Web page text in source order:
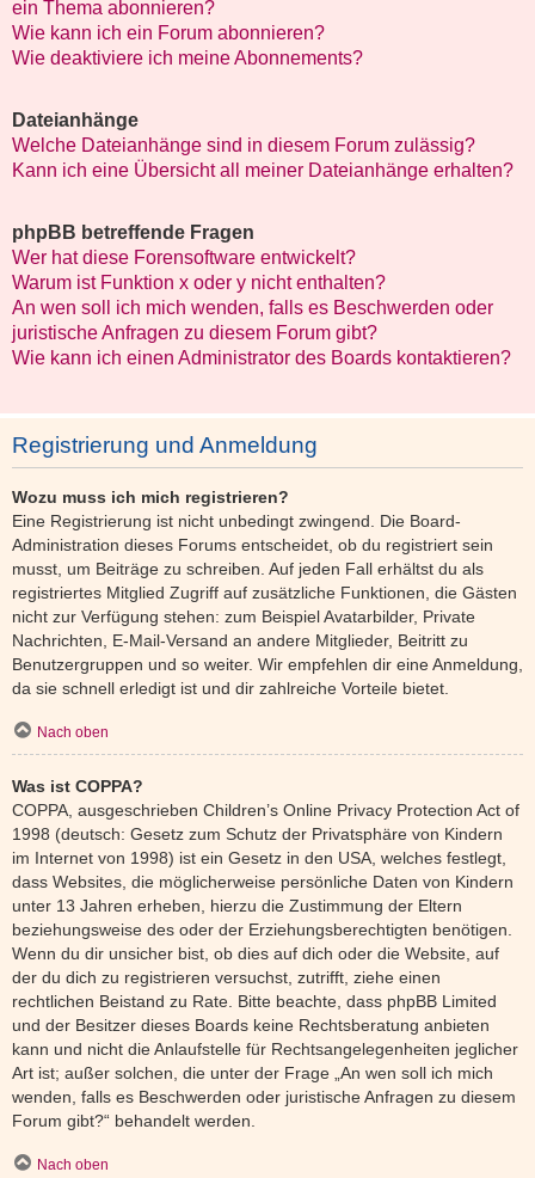
ein Thema abonnieren?
Wie kann ich ein Forum abonnieren?
Wie deaktiviere ich meine Abonnements?
Dateianhänge
Welche Dateianhänge sind in diesem Forum zulässig?
Kann ich eine Übersicht all meiner Dateianhänge erhalten?
phpBB betreffende Fragen
Wer hat diese Forensoftware entwickelt?
Warum ist Funktion x oder y nicht enthalten?
An wen soll ich mich wenden, falls es Beschwerden oder
juristische Anfragen zu diesem Forum gibt?
Wie kann ich einen Administrator des Boards kontaktieren?
Registrierung und Anmeldung
Wozu muss ich mich registrieren?
Eine Registrierung ist nicht unbedingt zwingend. Die Board-
Administration dieses Forums entscheidet, ob du registriert sein
musst, um Beiträge zu schreiben. Auf jeden Fall erhältst du als
registriertes Mitglied Zugriff auf zusätzliche Funktionen, die Gästen
nicht zur Verfügung stehen: zum Beispiel Avatarbilder, Private
Nachrichten, E-Mail-Versand an andere Mitglieder, Beitritt zu
Benutzergruppen und so weiter. Wir empfehlen dir eine Anmeldung,
da sie schnell erledigt ist und dir zahlreiche Vorteile bietet.
Nach oben
Was ist COPPA?
COPPA, ausgeschrieben Children’s Online Privacy Protection Act of
1998 (deutsch: Gesetz zum Schutz der Privatsphäre von Kindern
im Internet von 1998) ist ein Gesetz in den USA, welches festlegt,
dass Websites, die möglicherweise persönliche Daten von Kindern
unter 13 Jahren erheben, hierzu die Zustimmung der Eltern
beziehungsweise des oder der Erziehungsberechtigten benötigen.
Wenn du dir unsicher bist, ob dies auf dich oder die Website, auf
der du dich zu registrieren versuchst, zutrifft, ziehe einen
rechtlichen Beistand zu Rate. Bitte beachte, dass phpBB Limited
und der Besitzer dieses Boards keine Rechtsberatung anbieten
kann und nicht die Anlaufstelle für Rechtsangelegenheiten jeglicher
Art ist; außer solchen, die unter der Frage „An wen soll ich mich
wenden, falls es Beschwerden oder juristische Anfragen zu diesem
Forum gibt?“ behandelt werden.
Nach oben